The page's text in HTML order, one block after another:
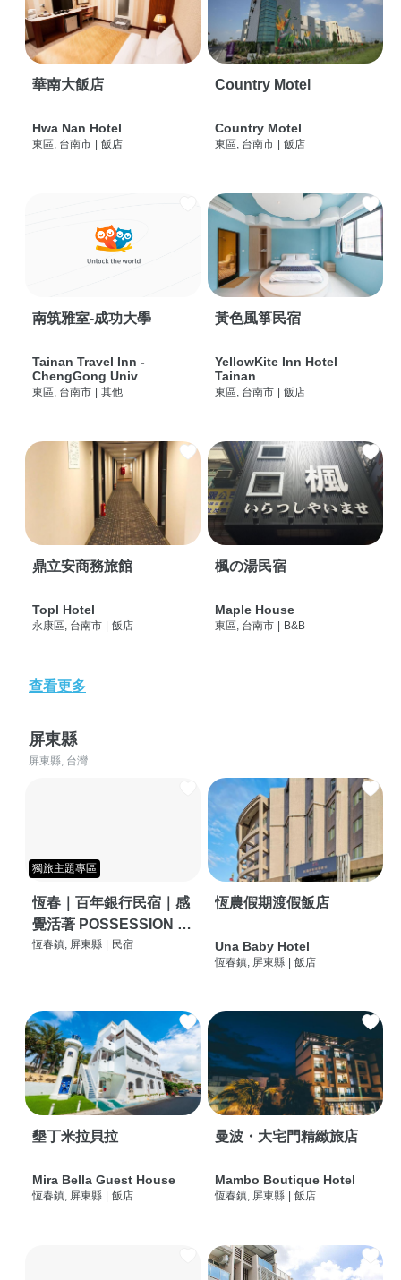
華南大飯店
Hwa Nan Hotel
東區, 台南市 | 飯店
Country Motel
Country Motel
東區, 台南市 | 飯店
南筑雅室-成功大學
Tainan Travel Inn -
ChengGong Univ
東區, 台南市 | 其他
黃色風箏民宿
YellowKite Inn Hotel
Tainan
東區, 台南市 | 飯店
鼎立安商務旅館
Topl Hotel
永康區, 台南市 | 飯店
楓の湯民宿
Maple House
東區, 台南市 | B&B
查看更多
屏東縣
屏東縣, 台灣
獨旅主題專區
恆春｜百年銀行民宿｜感
覺活著 POSSESSION |
背包客棧 | 恆春必住特色
恆春鎮, 屏東縣 民宿
恆農假期渡假飯店
Una Baby Hotel
恆春鎮, 屏東縣 飯店
墾丁米拉貝拉
Mira Bella Guest House
恆春鎮, 屏東縣 飯店
曼波・大宅門精緻旅店
Mambo Boutique Hotel
恆春鎮, 屏東縣 飯店